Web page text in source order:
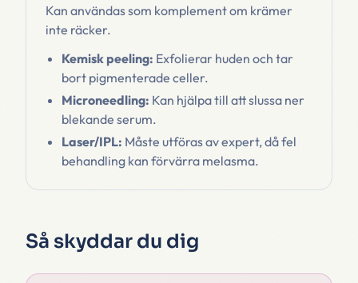
Kan användas som komplement om krämer
inte räcker.
Kemisk peeling: Exfolierar huden och tar
bort pigmenterade celler.
Microneedling: Kan hjälpa till att slussa ner
blekande serum.
Laser/IPL: Måste utföras av expert, då fel
behandling kan förvärra melasma.
Så skyddar du dig